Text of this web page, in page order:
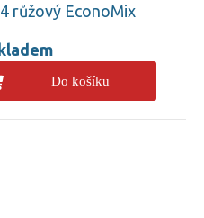
růžový EconoMix
Do košíku